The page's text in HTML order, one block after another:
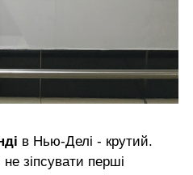
в Нью-Делі - крутий.
зіпсувати перші